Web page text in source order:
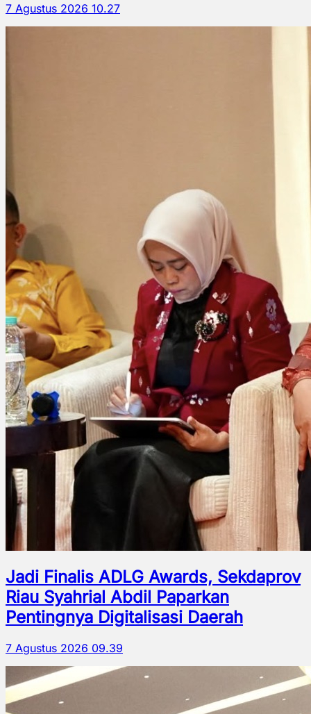
7 Agustus 2026 10.27
Jadi Finalis ADLG Awards, Sekdaprov
Riau Syahrial Abdil Paparkan
Pentingnya Digitalisasi Daerah
7 Agustus 2026 09.39